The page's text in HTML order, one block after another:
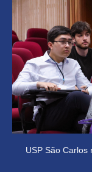
USP São Carlos